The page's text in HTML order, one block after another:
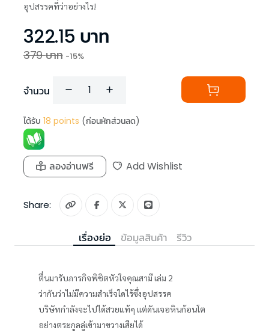
อุปสรรคที่ว่าอย่างไร!
322.15 บาท
379บาท -15%
จำนวน
ได้รับ 18 points (ก่อนหักส่วนลด)
ลองอ่านฟรี Add Wishlist
Share:
เรื่องย่อ ข้อมูลสินค้า รีวิว
ตื่นมารับภารกิจพิชิตหัวใจคุณสามี เล่ม 2
ว่ากันว่าไม่มีความสำเร็จใดไร้ซึ่งอุปสรรค
บริษัทกำลังจะไปได้สวยแท้ๆ แต่ดันเจอหินก้อนโต
อย่างตระกูลลู่เข้ามาขวางเสียได้